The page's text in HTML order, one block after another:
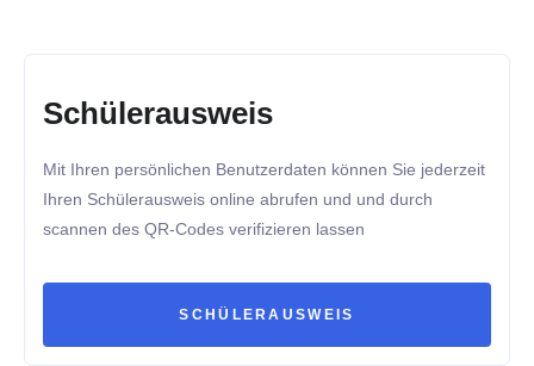
Schülerausweis
Mit Ihren persönlichen Benutzerdaten können Sie jederzeit
Ihren Schülerausweis online abrufen und und durch
scannen des QR-Codes verifizieren lassen
SCHÜLERAUSWEIS